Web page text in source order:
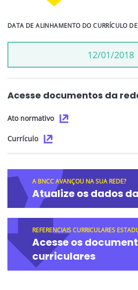
DATA DE ALINHAMENTO DO CURRÍCULO
12/01/2018
Acesse documentos da
Ato normativo
Currículo
A BNCC AVANÇOU NA SUA REDE?
Atualize os dados
REFERENCIAIS CURRICULARES
Acesse os
curriculares